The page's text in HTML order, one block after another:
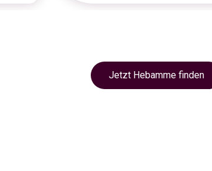
Jetzt Hebamme finden